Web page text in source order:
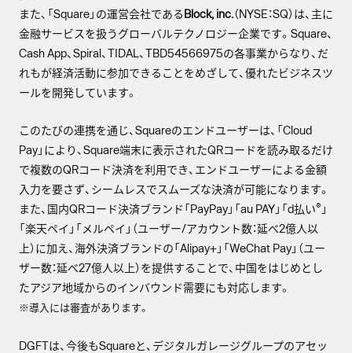
また、「Square」の運営会社であるBlock, inc.（NYSE：SQ）は、主に
金融サービスを扱うグローバルテクノロジー企業です。​Square、​
Cash App、​Spiral、​TIDAL、​TBD54566975の​各事業からなり、​だ
れもが​経済活動に​参加できる​ことを​めざして、​優れた​ビジネスツ
ールを​開発しています。
このたびの連携を通じ、Squareのエンドユーザーは、「Cloud
Pay」により、Square端末に​​表示されたQRコードを読み取るだけ
で複数のQRコード決済を利用でき、エンドユーザーによる金額
入力を要さず、シームレスでスムーズな決済が可能になります。
また、国内QRコード決済ブランド「PayPay」「au PAY」「d払い® 」
「楽天ペイ」「メルペイ」（ユーザー/アカウント数：延べ2億人以
上）に加え、海外決済ブランドの「Alipay+」「WeChat Pay」（ユー
ザー数：延べ27億人以上）を提供することで、中国をはじめとし
たアジア地域からのインバウンド需要にも対応します。
※導入には審査があります。
DGFTは、今後もSquareと、デジタルガレージグループのアセッ